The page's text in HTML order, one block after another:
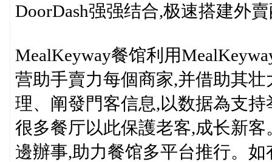
DoorDash强强结合,极速搭建外
MealKeyway餐馆利用
营助手賣力每個商家,并借助其
理、阐發門客信息,以数据為支
很多餐厅以此保護老客,成长新
邊辦事,助力餐馆多平台推行。